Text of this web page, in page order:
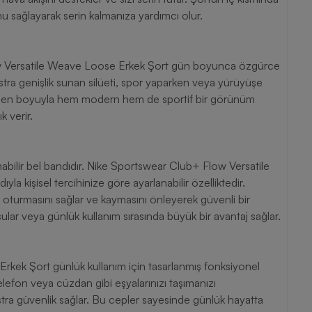
serin kalmanıza yardımcı olur.
Weave Loose Erkek Şort gün boyunca özgürce
genişlik sunan silüeti, spor yaparken veya yürüyüşe
boyuyla hem modern hem de sportif bir görünüm
verir.
bel bandıdır. Nike Sportswear Club+ Flow Versatile
kişisel tercihinize göre ayarlanabilir özelliktedir.
sağlar ve kaymasını önleyerek güvenli bir
veya günlük kullanım sırasında büyük bir avantaj sağlar.
Şort günlük kullanım için tasarlanmış fonksiyonel
veya cüzdan gibi eşyalarınızı taşımanızı
güvenlik sağlar. Bu cepler sayesinde günlük hayatta